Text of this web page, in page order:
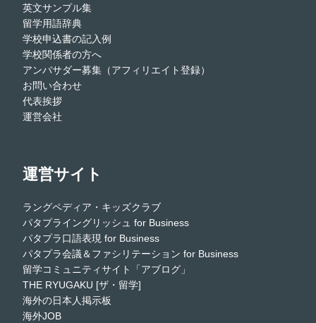
英文サンプル集
留学用語辞典
学校申込書の記入例
学校関係者の方へ
アンバサダー募集（アフィリエイト登録）
お問い合わせ
代表挨拶
運営会社
運営サイト
ラングペディア・キッズクラブ
パタプライングリッシュ for Business
パタプラ口語表現 for Business
パタプラ会議＆ファシリテーション for Business
留学コミュニティサイト「アブログ」
THE RYUGAKU [ザ・留学]
海外の日本人掲示板
海外JOB